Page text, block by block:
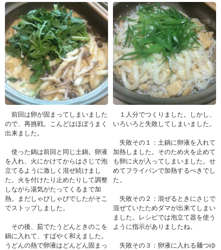
前回は卵が固まってしまいました
ので、再挑戦。こんどはほぼうまく
出来ました。
使った鍋は前回と同じ土鍋。卵液
を入れ、火にかけてからはさじで泡
立てるように激しく混ぜ続けまし
た。火を付けたり止めたりして調整
しながら湯気がたってくるまで加
熱。まだしゃびしゃびでしたがそこ
でストップしました。
その後、茹でたうどんときのこを
鍋に入れて、すばやく和えました。
うどんの熱で卵液はどんどん固まっ
１人分でつくりました。しかし、
いろいろと失敗してしまいました。
失敗その１：土鍋に卵液を入れて
加熱しました。そのため火を止めて
も卵に火が入ってしまいました。せ
めてフライパンで加熱するべきでし
た。
失敗その２：混ぜるときにさじで
混ぜていたためダマが出来てしまい
ました。レシピでは泡立て器を使う
ように指示がありましたね。
失敗その３：卵液に入れる麺つゆ